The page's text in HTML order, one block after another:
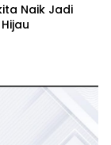
Naik Jadi